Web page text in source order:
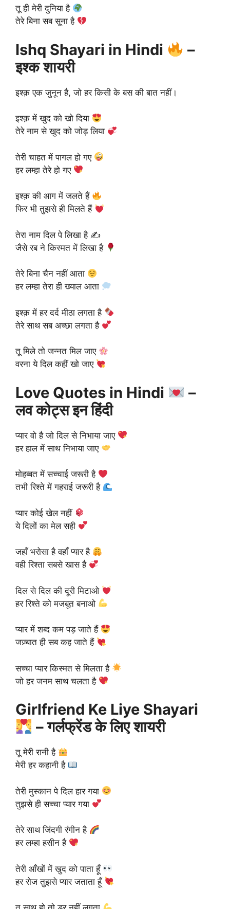
तू ही मेरी दुनिया है
तेरे बिना सब सूना है
Ishq Shayari in Hindi
–
इश्क शायरी
इश्क़ एक जुनून है, जो हर किसी के बस की बात नहीं।
इश्क़ में खुद को खो दिया
तेरे नाम से खुद को जोड़ लिया
तेरी चाहत में पागल हो गए
हर लम्हा तेरे हो गए
इश्क़ की आग में जलते हैं
फिर भी तुझसे ही मिलते हैं
तेरा नाम दिल पे लिखा है ✍️
जैसे रब ने किस्मत में लिखा है
तेरे बिना चैन नहीं आता
हर लम्हा तेरा ही ख्याल आता
इश्क़ में हर दर्द मीठा लगता है
तेरे साथ सब अच्छा लगता है
तू मिले तो जन्नत मिल जाए
वरना ये दिल कहीं खो जाए
Love Quotes in Hindi
–
लव कोट्स इन हिंदी
प्यार वो है जो दिल से निभाया जाए
हर हाल में साथ निभाया जाए
मोहब्बत में सच्चाई जरूरी है
तभी रिश्ते में गहराई जरूरी है
प्यार कोई खेल नहीं
ये दिलों का मेल सही
जहाँ भरोसा है वहाँ प्यार है
वही रिश्ता सबसे खास है
दिल से दिल की दूरी मिटाओ
हर रिश्ते को मजबूत बनाओ
प्यार में शब्द कम पड़ जाते हैं
जज़्बात ही सब कह जाते हैं
सच्चा प्यार किस्मत से मिलता है
जो हर जनम साथ चलता है
Girlfriend Ke Liye Shayari
– गर्लफ्रेंड के लिए शायरी
तू मेरी रानी है
मेरी हर कहानी है
तेरी मुस्कान पे दिल हार गया
तुझसे ही सच्चा प्यार गया
तेरे साथ जिंदगी रंगीन है
हर लम्हा हसीन है
तेरी आँखों में खुद को पाता हूँ
हर रोज तुझसे प्यार जताता हूँ